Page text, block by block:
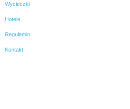
Wycieczki
Hotele
Regulamin
Kontakt